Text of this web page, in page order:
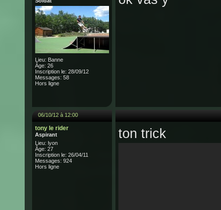
Lieu: Banne
Âge: 26
Inscription le: 28/09/12
Messages: 58
Hors ligne
06/10/12 à 12:00
tony le rider
Aspirant
Lieu: lyon
Âge: 27
Inscription le: 26/04/11
Messages: 924
Hors ligne
ton trick